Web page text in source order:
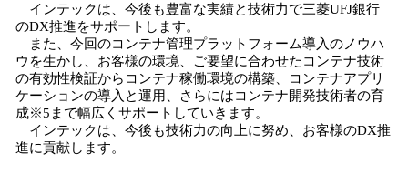
インテックは、今後も豊富な実績と技術力で三菱UFJ銀行
のDX推進をサポートします。
また、今回のコンテナ管理プラットフォーム導入のノウハ
ウを生かし、お客様の環境、ご要望に合わせたコンテナ技術
の有効性検証からコンテナ稼働環境の構築、コンテナアプリ
ケーションの導入と運用、さらにはコンテナ開発技術者の育
成※5まで幅広くサポートしていきます。
インテックは、今後も技術力の向上に努め、お客様のDX推
進に貢献します。